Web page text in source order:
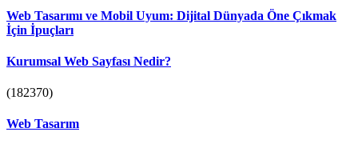
Web Tasarımı ve Mobil Uyum: Dijital Dünyada Öne Çıkmak
İçin İpuçları
Kurumsal Web Sayfası Nedir?
(182370)
Web Tasarım